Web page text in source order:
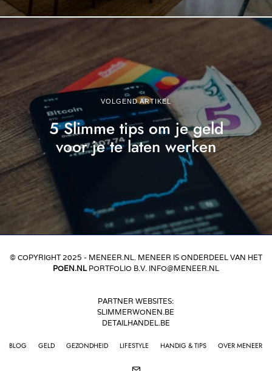
VOLGEND ARTIKEL
5 Slimme tips om je geld
voor je te laten werken
© COPYRIGHT 2025 - MENEER.NL. MENEER IS ONDERDEEL VAN HET
POEN.NLPORTFOLIO B.V. INFO@MENEER.NL
PARTNER WEBSITES:
SLIMMERWONEN.BE
DETAILHANDEL.BE
BLOG GELD GEZONDHEID LIFESTYLE HANDIG & TIPS OVER MENEER